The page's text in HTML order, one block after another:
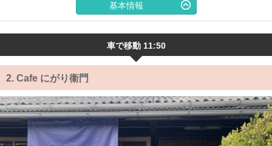
基本情報
車で移動 11:50
2. Cafe にがり衞門